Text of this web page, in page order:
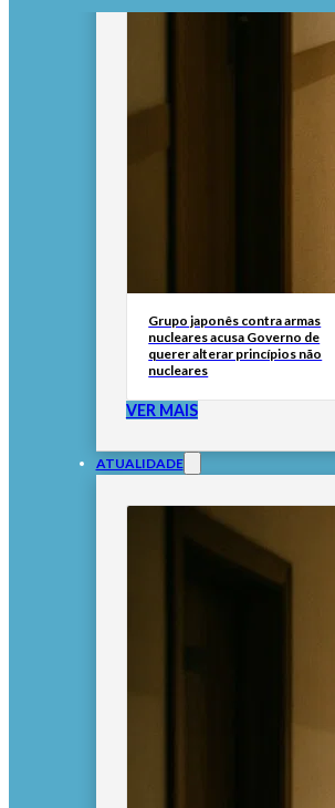
Grupo japonês contra armas
nucleares acusa Governo de
querer alterar princípios não
nucleares
VER MAIS
ATUALIDADE